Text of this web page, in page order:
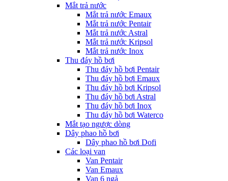
Mắt trả nước
Mắt trả nước Emaux
Mắt trả nước Pentair
Mắt trả nước Astral
Mắt trả nước Kripsol
Mắt trả nước Inox
Thu đáy hồ bơi
Thu đáy hồ bơi Pentair
Thu đáy hồ bơi Emaux
Thu đáy hồ bơi Kripsol
Thu đáy hồ bơi Astral
Thu đáy hồ bơi Inox
Thu đáy hồ bơi Waterco
Mắt tạo ngược dòng
Dây phao hồ bơi
Dây phao hồ bơi Dofi
Các loại van
Van Pentair
Van Emaux
Van 6 ngả